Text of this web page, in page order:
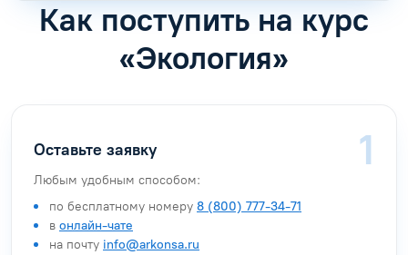
Как поступить на курс
«Экология»
Оставьте заявку
Любым удобным способом:
по бесплатному номеру 8 (800) 777-34-71
в онлайн-чате
на почту info@arkonsa.ru